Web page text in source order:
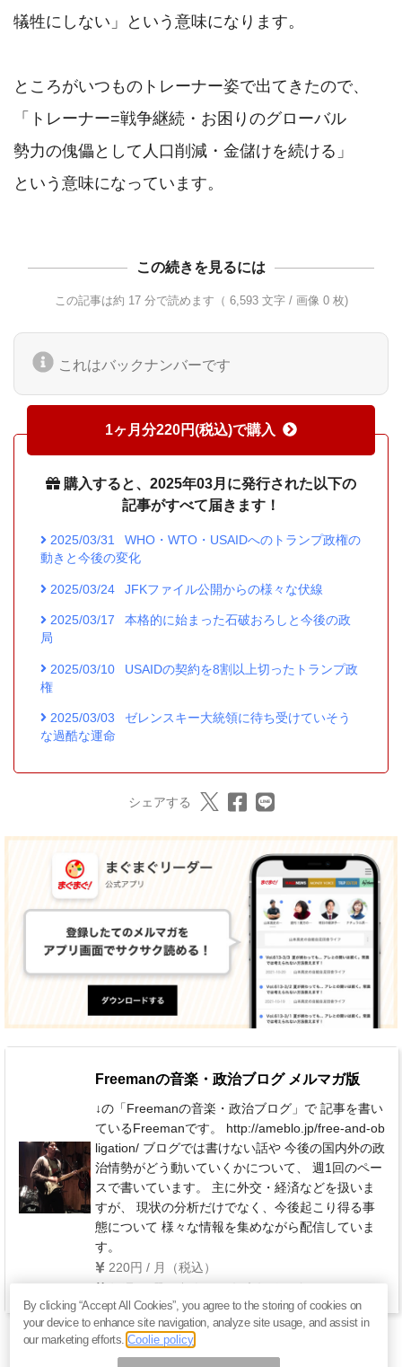
犠牲にしない」という意味になります。
ところがいつものトレーナー姿で出てきたので、
「トレーナー=戦争継続・お困りのグローバル
勢力の傀儡として人口削減・金儲けを続ける」
この続きを見るには
この記事は約 17 分で読めます（ 6,593 文字 / 画像 0 枚)
これはバックナンバーです
1ヶ月分220円(税込)で購入
購入すると、2025年03月に発行された以下の
記事がすべて届きます！
2025/03/31
WHO・WTO・USAIDへのトランプ政権の
動きと今後の変化
2025/03/24 JFKファイル公開からの様々な伏線
2025/03/17
本格的に始まった石破おろしと今後の政
局
2025/03/10
USAIDの契約を8割以上切ったトランプ政
権
2025/03/03
ゼレンスキー大統領に待ち受けていそう
な過酷な運命
シェアする
Freemanの音楽・政治ブログ メルマガ版
↓の「Freemanの音楽・政治ブログ」で 記事を書い
ているFreemanです。 http://ameblo.jp/free-and-ob
ligation/ ブログでは書けない話や 今後の国内外の政
治情勢がどう動いていくかについて、 週1回のペー
スで書いています。 主に外交・経済などを扱いま
すが、 現状の分析だけでなく、今後起こり得る事
態について 様々な情報を集めながら配信していま
す。
220円 / 月（税込）
By clicking “Accept All Cookies”, you agree to the storing of cookies on
your device to enhance site navigation, analyze site usage, and assist in
our marketing efforts.Coolie policy